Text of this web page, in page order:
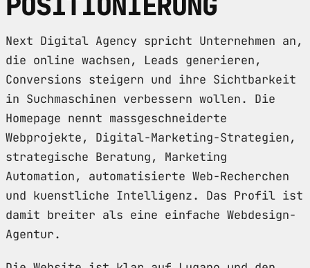
Next Digital Agency spricht Unternehmen an,
die online wachsen, Leads generieren,
Conversions steigern und ihre Sichtbarkeit
in Suchmaschinen verbessern wollen. Die
Homepage nennt massgeschneiderte
Webprojekte, Digital-Marketing-Strategien,
strategische Beratung, Marketing
Automation, automatisierte Web-Recherchen
und kuenstliche Intelligenz. Das Profil ist
damit breiter als eine einfache Webdesign-
Agentur.